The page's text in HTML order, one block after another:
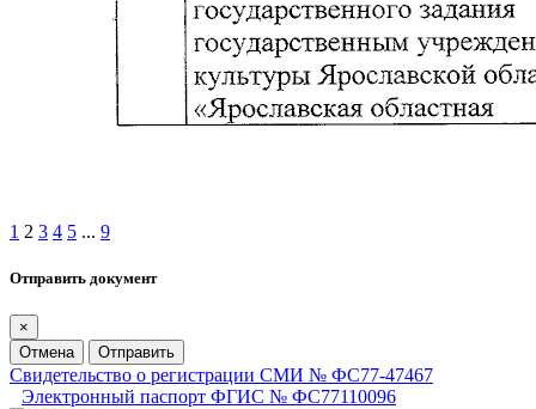
1 2 3 4 5 ... 9
Отправить документ
×
Отмена
Отправить
Свидетельство о регистрации СМИ № ФС77-47467
Электронный паспорт ФГИС № ФС77110096